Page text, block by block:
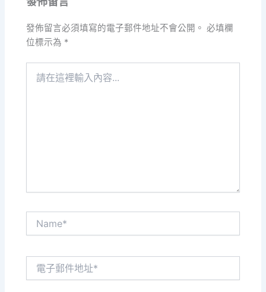
發佈留言必須填寫的電子郵件地址不會公開。 必填欄
位標示為 *